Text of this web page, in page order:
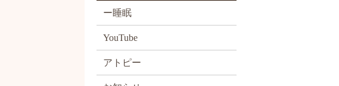
ー睡眠
YouTube
アトピー